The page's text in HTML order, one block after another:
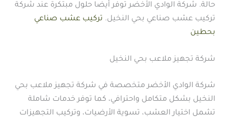
حالة. شركة الوادي الأخضر توفر أيضا حلول مبتكرة عند شركة
تركيب عشب صناعي بحي النخيل. تركيب عشب صناعي
بحطين
شركة تجهيز ملاعب بحي النخيل
شركة الوادي الأخضر متخصصة في شركة تجهيز ملاعب بحي
النخيل بشكل متكامل واحترافي، كما توفر خدمات شاملة
تشمل اختيار العشب، تسوية الأرضيات، وتركيب التجهيزات